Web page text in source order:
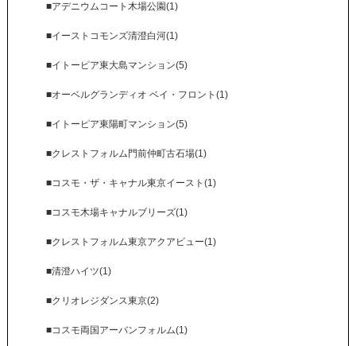
■アデニウムコート木場公園(1)
■イーストコモンズ清澄白河(1)
■イトーピア東大島マンション(5)
■オーベルグランディオ ベイ・フロント(1)
■イトーピア東陽町マンション(5)
■クレストフォルム門前仲町古石場(1)
■コスモ・ザ・キャナル東京イースト(1)
■コスモ木場キャナルブリーズ(1)
■クレストフォルム東京アクアビュー(1)
■清澄ハイツ(1)
■クリオレジダンス東京(2)
■コスモ両国アーバンフォルム(1)